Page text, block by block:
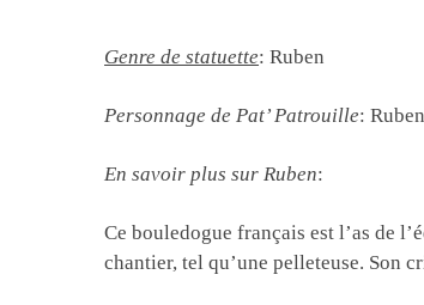
Genre de statuette: Ruben
Personnage de Pat’ Patrouille:
En savoir plus sur Ruben:
Ce bouledogue français est l’as de
chantier, tel qu’une pelleteuse. Son